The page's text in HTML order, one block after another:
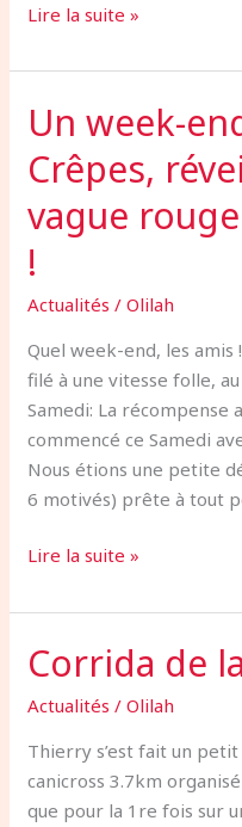
Lire la suite »
Un week-
Crêpes,
vague
!
Actualités /Olilah
Quel week-end, les amis
filé à une vitesse folle,
Samedi: La récompense
commencé ce Samedi
Nous étions une petite
6 motivés) prête à tout
Un
week-
end
rouge
matinal
et
vague
rouge
aux
Hivernales
Lire la suite »
Corrida de
Actualités /Olilah
Thierry s’est fait un petit
canicross 3.7km
que pour la 1re fois sur
Corrida
de
la
chandeleur